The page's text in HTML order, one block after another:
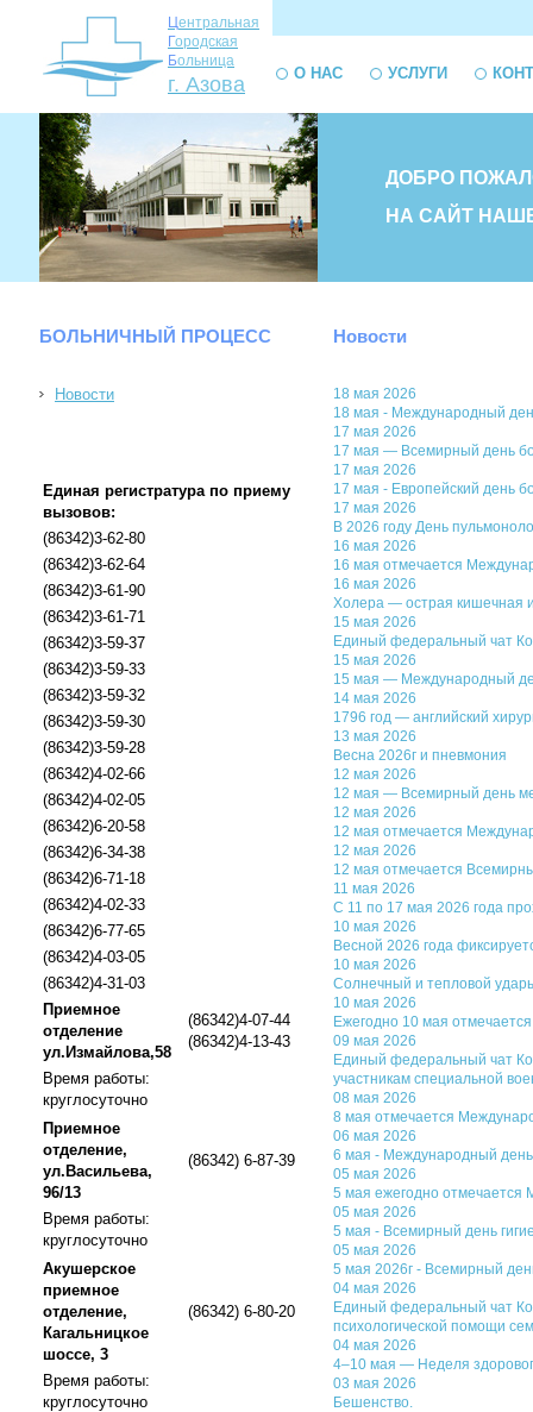
Центральная
Городская
Больница
г. Азова О НАС УСЛУГИ
ДОБРО
НА САЙТ
БОЛЬНИЧНЫЙ ПРОЦЕСС
Новости
Единая регистратура по приему
вызовов:
(86342)3-62-80
(86342)3-62-64
(86342)3-61-90
(86342)3-61-71
(86342)3-59-37
(86342)3-59-33
(86342)3-59-32
(86342)3-59-30
(86342)3-59-28
(86342)4-02-66
(86342)4-02-05
(86342)6-20-58
(86342)6-34-38
(86342)6-71-18
(86342)4-02-33
(86342)6-77-65
(86342)4-03-05
(86342)4-31-03
Приемное
отделение
ул.Измайлова,58
(86342)4-07-44
(86342)4-13-43
Время работы:
круглосуточно
Приемное
отделение,
ул.Васильева,
96/13
(86342) 6-87-39
Время работы:
круглосуточно
Акушерское
приемное
отделение,
Кагальницкое
шоссе, 3
(86342) 6-80-20
Время работы:
круглосуточно
Новости
18 мая 2026
18 мая - Международный
17 мая 2026
17 мая — Всемирный день
17 мая 2026
17 мая - Европейский день
17 мая 2026
В 2026 году День
16 мая 2026
16 мая отмечается
16 мая 2026
Холера — острая кишечная
15 мая 2026
Единый федеральный чат
15 мая 2026
15 мая — Международный
14 мая 2026
1796 год — английский
13 мая 2026
Весна 2026г и пневмония
12 мая 2026
12 мая — Всемирный день
12 мая 2026
12 мая отмечается
12 мая 2026
12 мая отмечается
11 мая 2026
С 11 по 17 мая 2026 года
10 мая 2026
Весной 2026 года
10 мая 2026
Солнечный и тепловой
10 мая 2026
Ежегодно 10 мая
09 мая 2026
Единый федеральный чат
участникам специальной
08 мая 2026
8 мая отмечается
06 мая 2026
6 мая - Международный
05 мая 2026
5 мая ежегодно отмечается
05 мая 2026
5 мая - Всемирный день
05 мая 2026
5 мая 2026г - Всемирный
04 мая 2026
Единый федеральный чат
психологической помощи
04 мая 2026
4–10 мая — Неделя
03 мая 2026
Бешенство.